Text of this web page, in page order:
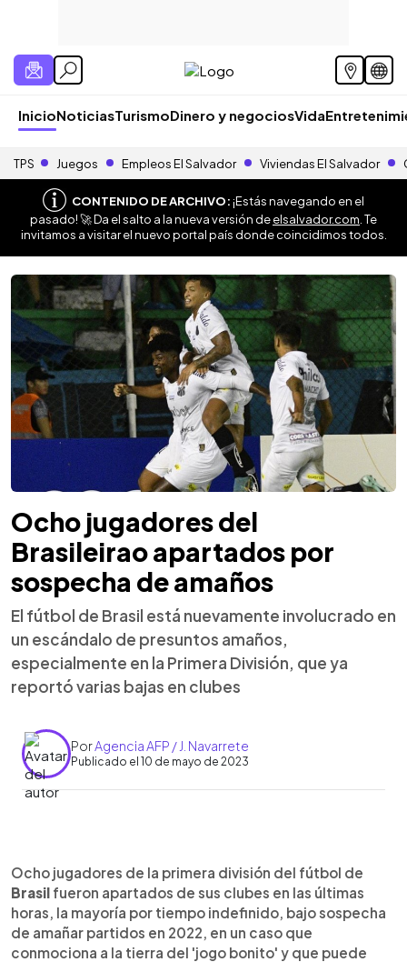
InicioNoticiasTurismoDinero y negociosVida
TPS Juegos Empleos El Salvador Viviendas El Salvador
CONTENIDO DE ARCHIVO:¡Estás navegando en el
pasado! 🚀 Da el salto a la nueva versión deelsalvador.com . Te
invitamos a visitar el nuevo portal país donde coincidimos todos.
Ocho jugadores del
Brasileirao apartados por
sospecha de amaños
El fútbol de Brasil está nuevamente involucrado en
un escándalo de presuntos amaños,
especialmente en la Primera División, que ya
reportó varias bajas en clubes
PorAgencia AFP / J. Navarrete
Publicado el 10 de mayo de 2023
► Escuchar artículo
Ocho jugadores de la primera división del fútbol de
Brasil fueron apartados de sus clubes en las últimas
horas, la mayoría por tiempo indefinido, bajo sospecha
de amañar partidos en 2022, en un caso que
conmociona a la tierra del 'jogo bonito' y que puede